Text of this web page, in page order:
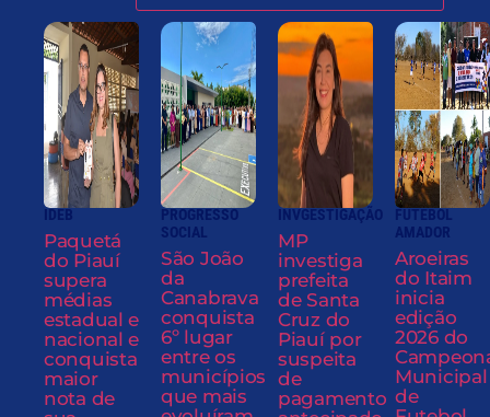
IDEB
Paquetá
do Piauí
supera
médias
estadual e
nacional e
conquista
maior
nota de
PROGRESSO
SOCIAL
São João
da
Canabrava
conquista
6º lugar
entre os
municípios
que mais
INVGESTIGAÇÃO
MP
investiga
prefeita
de Santa
Cruz do
Piauí por
suspeita
de
pagamento
FUTEBOL
AMADOR
Aroeiras
do Itaim
inicia
edição
2026 do
Municipal
de